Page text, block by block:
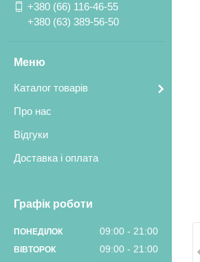
+380 (66) 116-46-55
+380 (63) 389-56-50
Каталог товарів
Про нас
Відгуки
Доставка і оплата
Графік роботи
ПОНЕДІЛОК 09:00 21:00
ВІВТОРОК 09:00 21:00